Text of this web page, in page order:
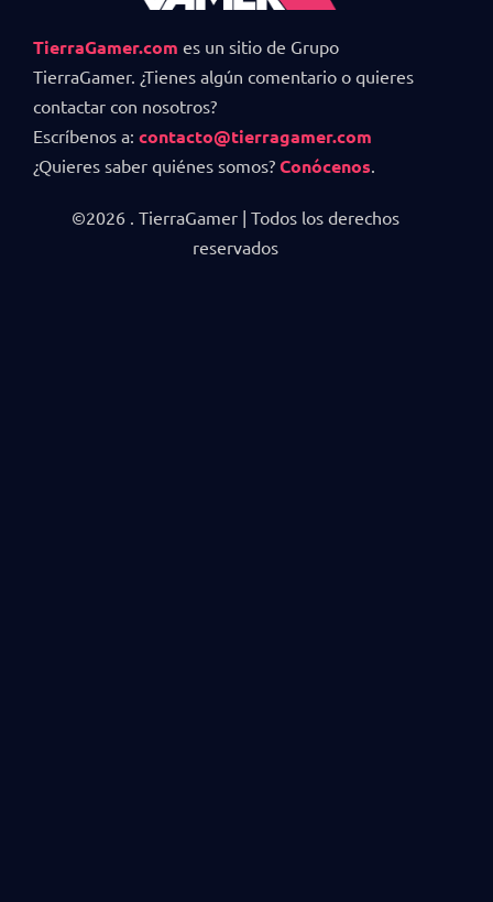
TierraGamer.com es un sitio de Grupo
TierraGamer. ¿Tienes algún comentario o quieres
contactar con nosotros?
Escríbenos a: contacto@tierragamer.com
¿Quieres saber quiénes somos? Conócenos
©2026 . TierraGamer | Todos los derechos
reservados